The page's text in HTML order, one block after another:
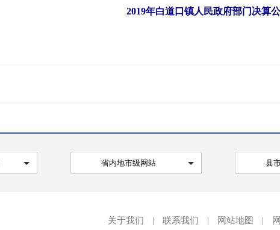
2019年白道口镇人民政府部门决算
省内地市级网站 县
关于我们 | 联系我们 | 网站地图 |